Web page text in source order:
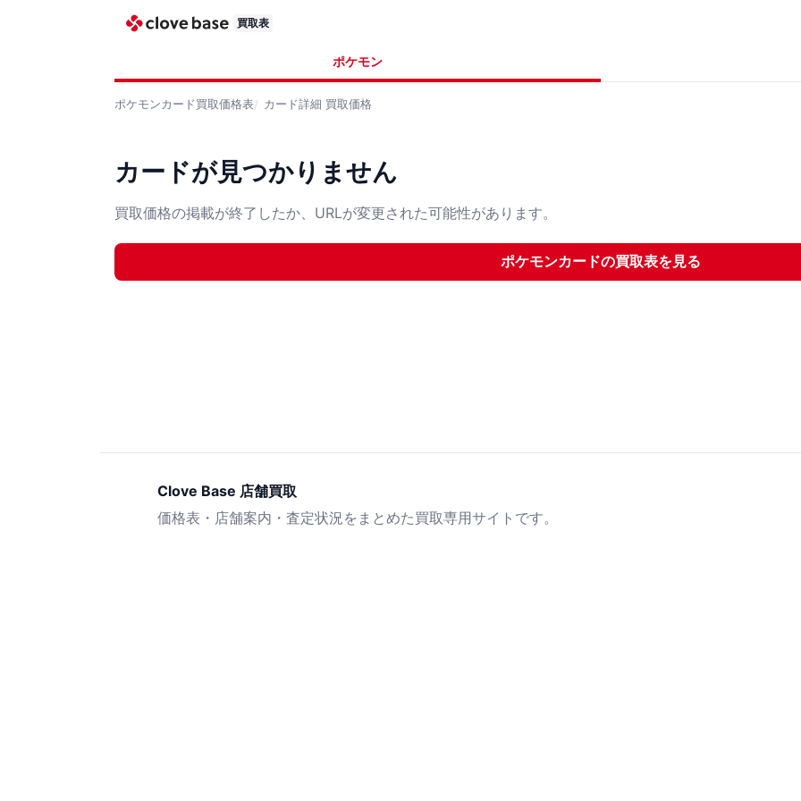
買取表
ポケモン
ポケモンカード買取価格表 カード詳細 買取価格
カードが見つかりません
買取価格の掲載が終了したか、URLが変更された可能性があります。
ポケモンカードの買取表を見る
Clove Base 店舗買取
価格表・店舗案内・査定状況をまとめた買取専用サイトです。